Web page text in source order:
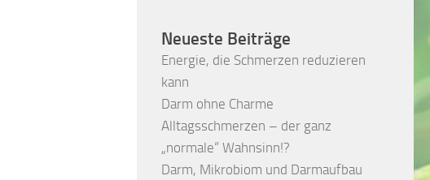
Neueste Beiträge
Energie, die Schmerzen reduzieren
kann
Darm ohne Charme
Alltagsschmerzen – der ganz
„normale“ Wahnsinn!?
Darm, Mikrobiom und Darmaufbau